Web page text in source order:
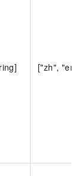
["zh", "en"]